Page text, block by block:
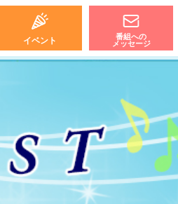
イベント
番組への
メッセージ